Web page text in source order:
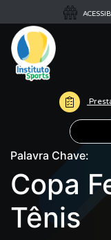
Palavra Chave:
Copa
Tênis